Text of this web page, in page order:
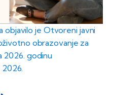
objavilo je Otvoreni javni
obrazovanje za
2026. godinu
2026.